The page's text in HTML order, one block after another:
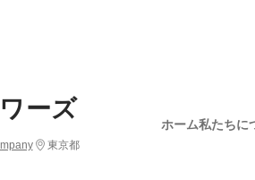
ーズ
東京都
ホーム私たちに